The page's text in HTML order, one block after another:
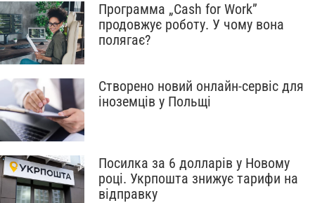
Программа „Cash for Work”
продовжує роботу. У чому вона
полягає?
Створено новий онлайн-сервіс для
іноземців у Польщі
Посилка за 6 долларів у Новому
році. Укрпошта знижує тарифи на
відправку